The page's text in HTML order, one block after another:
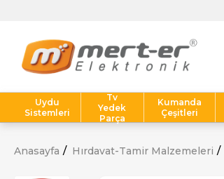
Uydu
Sistemleri
Tv
Yedek
Parça
Kumanda
Çeşitleri
Anasayfa Hırdavat-Tamir Malzemeleri